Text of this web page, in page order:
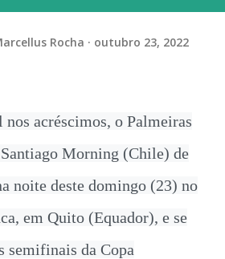
Rocha outubro 23, 2022
nos acréscimos, o Palmeiras
Morning (Chile) de
noite deste domingo (23) no
em Quito (Equador), e se
semifinais da Copa